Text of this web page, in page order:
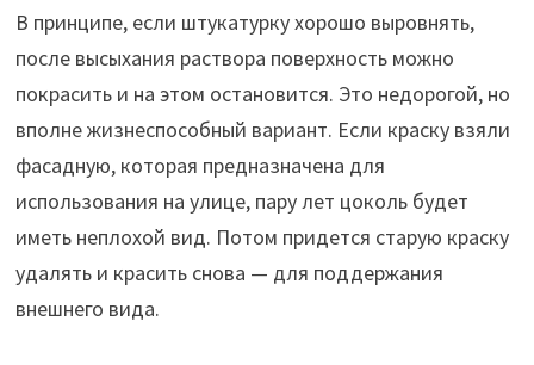
В принципе, если штукатурку хорошо выровнять,
после высыхания раствора поверхность можно
покрасить и на этом остановится. Это недорогой, но
вполне жизнеспособный вариант. Если краску взяли
фасадную, которая предназначена для
использования на улице, пару лет цоколь будет
иметь неплохой вид. Потом придется старую краску
удалять и красить снова — для поддержания
внешнего вида.